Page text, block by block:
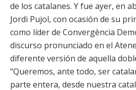
de los catalanes. Y fue ayer, en
Jordi Pujol, con ocasión de su
como líder de Convergència
discurso pronunciado en el
diferente versión de aquella
“Queremos, ante todo, ser
parte entera, desde nuestra